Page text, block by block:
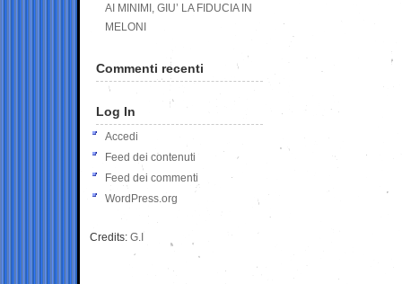
AI MINIMI, GIU’ LA FIDUCIA IN
MELONI
Commenti recenti
Log In
Accedi
Feed dei contenuti
Feed dei commenti
WordPress.org
Credits: G.I